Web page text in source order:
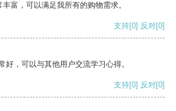
富，可以满足我所有的购物需求。
支持[0] 反对[0]
好，可以与其他用户交流学习心得。
支持[0] 反对[0]